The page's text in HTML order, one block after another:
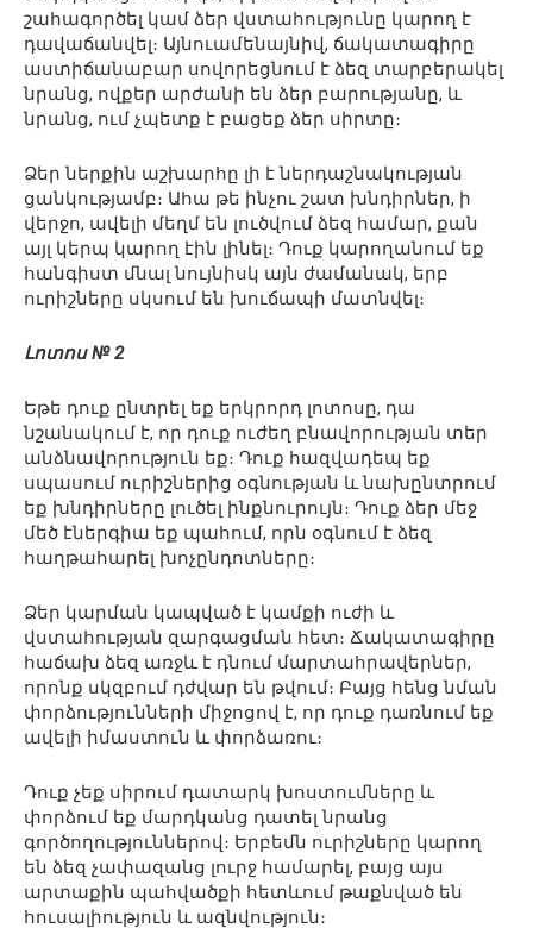
շահագործել կամ ձեր վստահությունը կարող է
դավաճանվել։ Այնուամենայնիվ, ճակատագիրը
աստիճանաբար սովորեցնում է ձեզ տարբերակել
նրանց, ովքեր արժանի են ձեր բարությանը, և
նրանց, ում չպետք է բացեք ձեր սիրտը։
Ձեր ներքին աշխարհը լի է ներդաշնակության
ցանկությամբ։ Ահա թե ինչու շատ խնդիրներ, ի
վերջո, ավելի մեղմ են լուծվում ձեզ համար, քան
այլ կերպ կարող էին լինել։ Դուք կարողանում եք
հանգիստ մնալ նույնիսկ այն ժամանակ, երբ
ուրիշները սկսում են խուճապի մատնվել։
Լոտոս № 2
Եթե դուք ընտրել եք երկրորդ լոտոսը, դա
նշանակում է, որ դուք ուժեղ բնավորության տեր
անձնավորություն եք։ Դուք հազվադեպ եք
սպասում ուրիշներից օգնության և նախընտրում
եք խնդիրները լուծել ինքնուրույն։ Դուք ձեր մեջ
մեծ էներգիա եք պահում, որն օգնում է ձեզ
հաղթահարել խոչընդոտները։
Ձեր կարման կապված է կամքի ուժի և
վստահության զարգացման հետ։ Ճակատագիրը
հաճախ ձեզ առջև է դնում մարտահրավերներ,
որոնք սկզբում դժվար են թվում։ Բայց հենց նման
փորձությունների միջոցով է, որ դուք դառնում եք
ավելի իմաստուն և փորձառու։
Դուք չեք սիրում դատարկ խոստումները և
փորձում եք մարդկանց դատել նրանց
գործողություններով։ Երբեմն ուրիշները կարող
են ձեզ չափազանց լուրջ համարել, բայց այս
արտաքին պահվածքի հետևում թաքնված են
հուսալիություն և ազնվություն։